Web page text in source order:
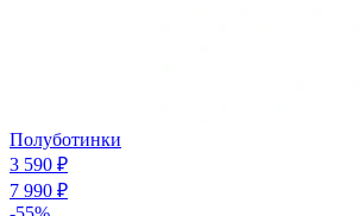
Полуботинки
3 590 ₽
7 990 ₽